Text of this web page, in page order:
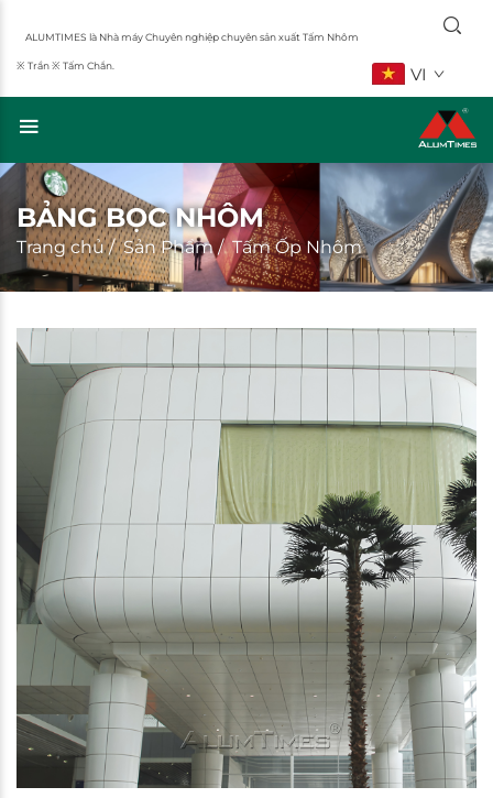
ALUMTIMES là Nhà máy Chuyên nghiệp chuyên sản xuất Tấm Nhôm
※ Trần ※ Tấm Chắn. VI
BẢNG BỌC NHÔM
Trang chủ/Sản Phẩm /Tấm Ốp Nhôm